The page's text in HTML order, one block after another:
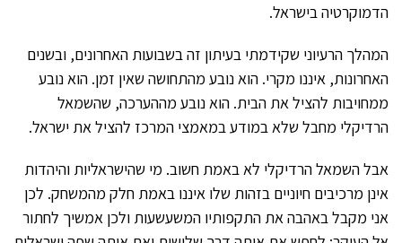
הדמוקרטיה בישראל.
המהלך הרעיוני שקידמתי בעיתון זה בשבועות האחרונים, ובשנים
האחרונות, איננו מקרי. הוא נובע מהתחושה שאין זמן. הוא נובע
ממחויבות להציל את הבית. הוא נובע מההערכה, שהשמאל
הרדיקלי מחבל שלא במודע במאמצי המרכז להציל את ישראל.
אבל השמאל הרדיקלי לא באמת חשוב. מי שהישראליות והיהדות
אינן מרכיבים חיוניים בזהות שלו איננו באמת חלק מהמשחק. לכן
אני מקבל באהבה את התקפותיו המשעשעות ולכן אמשיך לחתור